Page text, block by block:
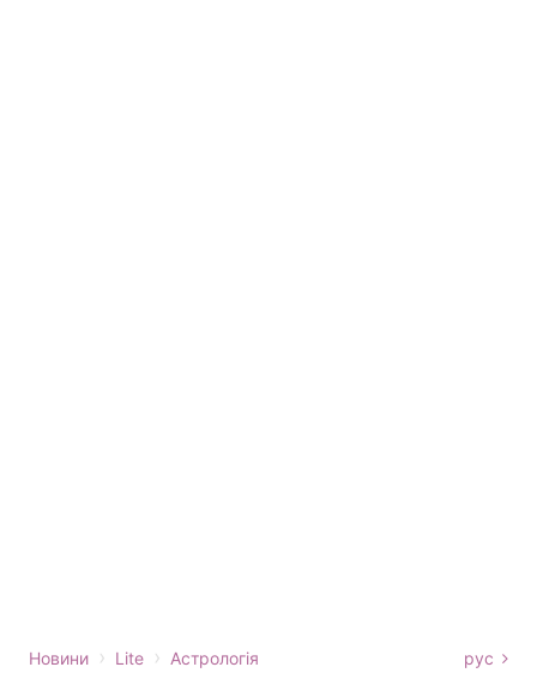
Новини › Lite › Астрологія рус